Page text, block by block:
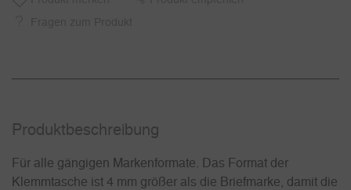
Produkt­beschreibung
Für alle gängigen Markenformate. Das Format der
Klemmtasche ist 4 mm größer als die Briefmarke, damit die